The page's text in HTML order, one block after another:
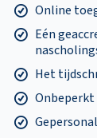
Online
Eén
Het
Onbeperkt